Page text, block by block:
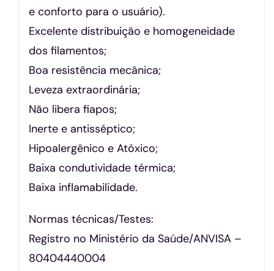
e conforto para o usuário).
Excelente distribuição e homogeneidade
dos filamentos;
Boa resistência mecânica;
Leveza extraordinária;
Não libera fiapos;
Inerte e antisséptico;
Hipoalergênico e Atóxico;
Baixa condutividade térmica;
Baixa inflamabilidade.
Normas técnicas/Testes:
Registro no Ministério da Saúde/ANVISA –
80404440004